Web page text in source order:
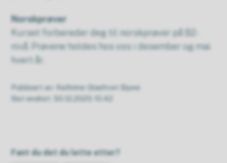
Norskprøver
Kurset forbereder deg til norskprøver på B2-
nivå. Prøvene holdes hos oss i desember og mai
hvert år.
Publisert av
Kathrine Gladtvet Bjune
Sist endret
30.12.2025 10.42
Fant du det du lette etter?